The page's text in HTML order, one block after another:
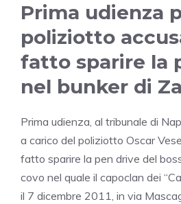
Prima udienza
poliziotto
fatto sparire la
nel bunker di
Prima udienza, al tribunale di
a carico del poliziotto Oscar
fatto sparire la pen drive del
covo nel quale il capoclan dei
il 7 dicembre 2011, in via